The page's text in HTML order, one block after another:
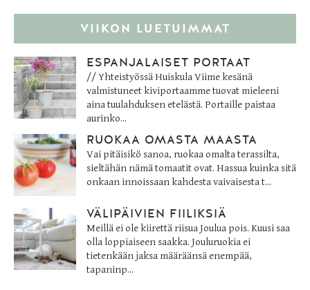
VIIKON LUETUIMMAT
ESPANJALAISET PORTAAT
// Yhteistyössä Huiskula Viime kesänä
valmistuneet kiviportaamme tuovat mieleeni
aina tuulahduksen etelästä. Portaille paistaa
aurinko...
RUOKAA OMASTA MAASTA
Vai pitäisikö sanoa, ruokaa omalta terassilta,
sieltähän nämä tomaatit ovat. Hassua kuinka sitä
onkaan innoissaan kahdesta vaivaisesta t...
VÄLIPÄIVIEN FIILIKSIÄ
Meillä ei ole kiirettä riisua Joulua pois. Kuusi saa
olla loppiaiseen saakka. Jouluruokia ei
tietenkään jaksa määräänsä enempää,
tapaninp...